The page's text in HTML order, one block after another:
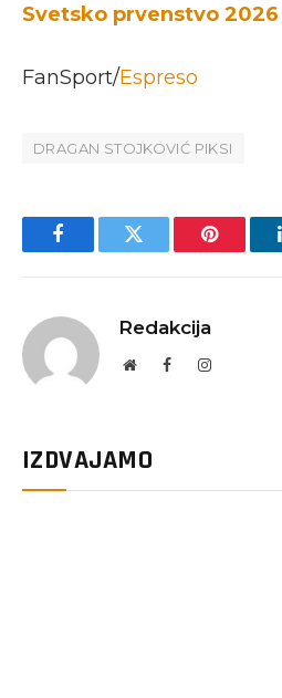
Svetsko prvenstvo 2026
FanSport/Espreso
DRAGAN STOJKOVIĆ PIKSI
FacebookTwitter Pinterest
Redakcija
WebsiteFacebookInstagram
IZDVAJAMO